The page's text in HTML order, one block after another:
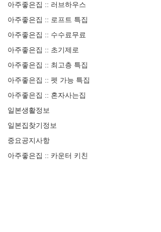
아주좋은집 :: 러브하우스
아주좋은집 :: 로프트 특집
아주좋은집 :: 수수료무료
아주좋은집 :: 초기제로
아주좋은집 :: 최고층 특집
아주좋은집 :: 펫 가능 특집
아주좋은집 :: 혼자사는집
일본생활정보
일본집찾기정보
중요공지사항
아주좋은집 :: 카운터 키친